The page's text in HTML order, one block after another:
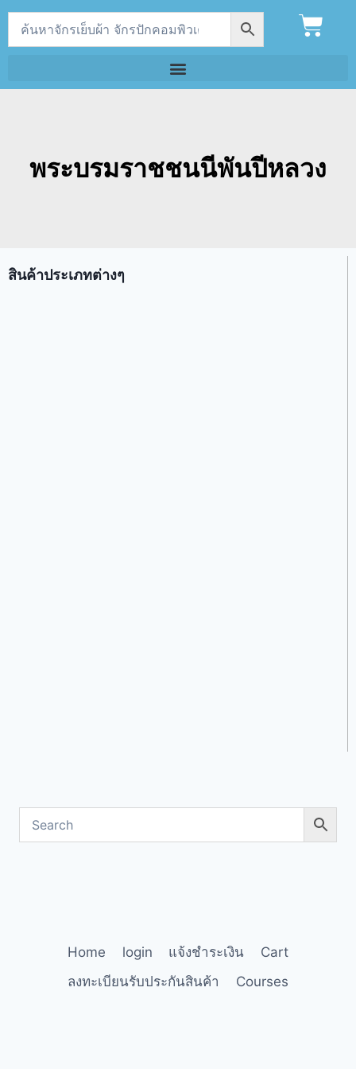
พระบรมราชชนนีพันปีหลวง
สินค้าประเภทต่างๆ
Home login แจ้งชำระเงิน
Cart
ลงทะเบียนรับประกันสินค้า
Courses